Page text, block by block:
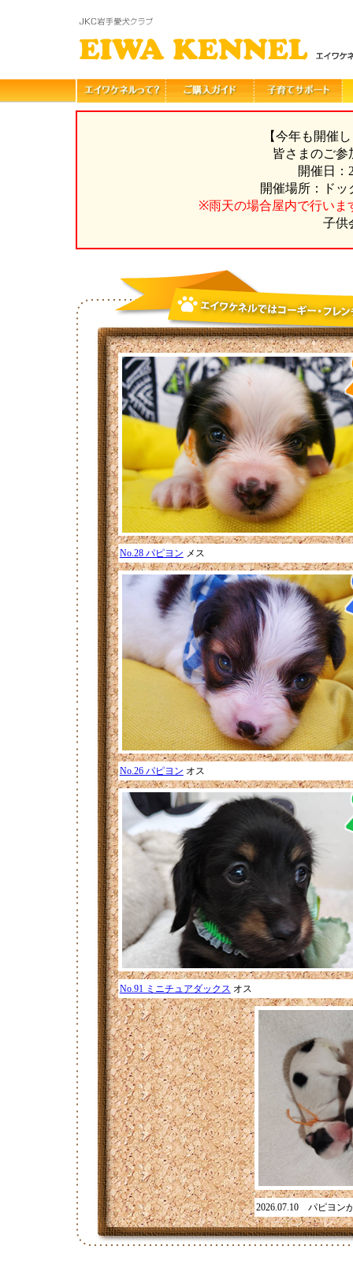
【今年も開催
皆さまのご参
開催日：
開催場所：ド
※雨天の場合屋内で行いま
子供
No.28 パピヨン メス
No.26 パピヨン オス
No.91 ミニチュアダックス オス
2026.07.10 パピヨン